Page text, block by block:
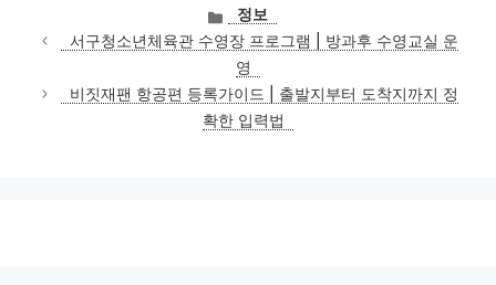
카
테
고
리
정보
서구청소년체육관 수영장 프로그램 | 방과후 수영교실 운
영
비짓재팬 항공편 등록가이드 | 출발지부터 도착지까지 정
확한 입력법